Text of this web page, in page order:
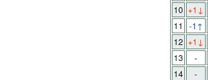
10 +1 ↓
11
-1 ↑
12 +1 ↓
13
-
14
-